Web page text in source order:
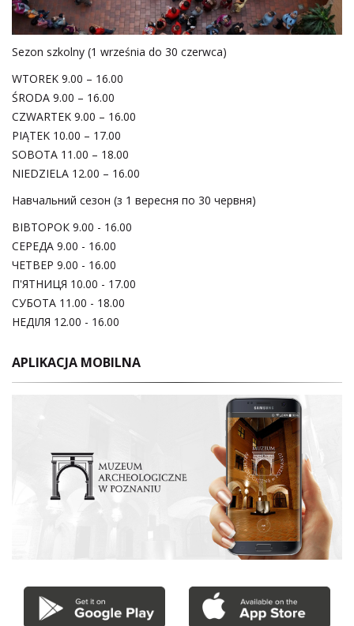
Sezon szkolny (1 września do 30 czerwca)
WTOREK 9.00 – 16.00
ŚRODA 9.00 – 16.00
CZWARTEK 9.00 – 16.00
PIĄTEK 10.00 – 17.00
SOBOTA 11.00 – 18.00
NIEDZIELA 12.00 – 16.00
Навчальний сезон (з 1 вересня по 30 червня)
ВІВТОРОК 9.00 - 16.00
СЕРЕДА 9.00 - 16.00
ЧЕТВЕР 9.00 - 16.00
П'ЯТНИЦЯ 10.00 - 17.00
СУБОТА 11.00 - 18.00
НЕДІЛЯ 12.00 - 16.00
APLIKACJA MOBILNA